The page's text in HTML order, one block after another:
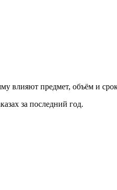
влияют предмет, объём и
за последний год.